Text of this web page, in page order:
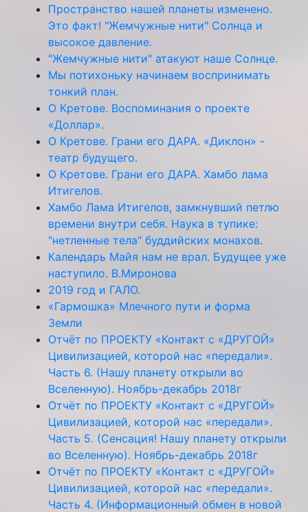
Пространство нашей планеты изменено.
Это факт! "Жемчужные нити" Солнца и
высокое давление.
"Жемчужные нити" атакуют наше Солнце.
Мы потихоньку начинаем воспринимать
тонкий план.
О Кретове. Воспоминания о проекте
«Доллар».
О Кретове. Грани его ДАРА. «Диклон» -
театр будущего.
О Кретове. Грани его ДАРА. Хамбо лама
Итигелов.
Хамбо Лама Итигелов, замкнувший петлю
времени внутри себя. Наука в тупике:
"нетленные тела" буддийских монахов.
Календарь Майя нам не врал. Будущее уже
наступило. В.Миронова
2019 год и ГАЛО.
«Гармошка» Млечного пути и форма
Земли
Отчёт по ПРОЕКТУ «Контакт с «ДРУГОЙ»
Цивилизацией, которой нас «передали».
Часть 6. (Нашу планету открыли во
Вселенную). Ноябрь-декабрь 2018г
Отчёт по ПРОЕКТУ «Контакт с «ДРУГОЙ»
Цивилизацией, которой нас «передали».
Часть 5. (Сенсация! Нашу планету открыли
во Вселенную). Ноябрь-декабрь 2018г
Отчёт по ПРОЕКТУ «Контакт с «ДРУГОЙ»
Цивилизацией, которой нас «передали».
Часть 4. (Информационный обмен в новой